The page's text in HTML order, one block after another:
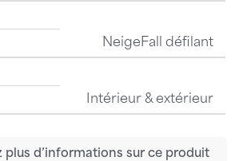
NeigeFall défilant
Intérieur & extérieur
plus d’informations sur ce produit